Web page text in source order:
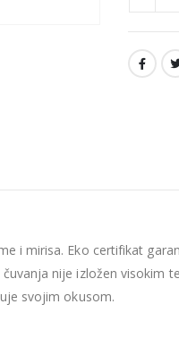
i mirisa. Eko certifikat
nije izložen visokim
svojim okusom.